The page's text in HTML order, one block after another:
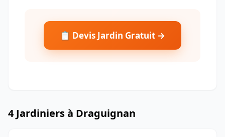
📋 Devis Jardin Gratuit →
4 Jardiniers à Draguignan